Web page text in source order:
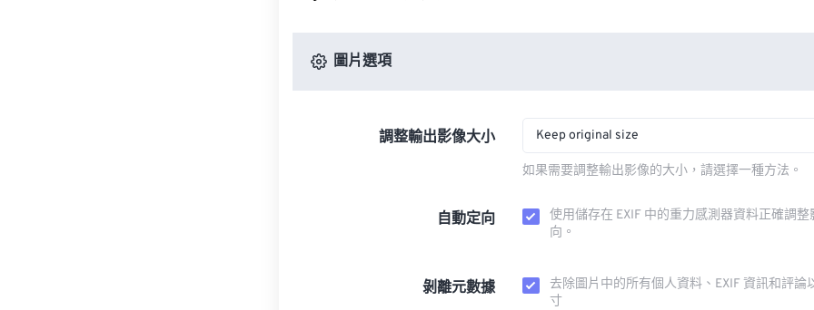
圖片選項
調整輸出影像大小 Keep original size
如果需要調整輸出影像的大小，請選擇一種方法。
自動定向
使用儲存在 EXIF 中的重力感測器資料正確調整
向。
剝離元數據
去除圖片中的所有個人資料、EXIF 資訊和評論
寸